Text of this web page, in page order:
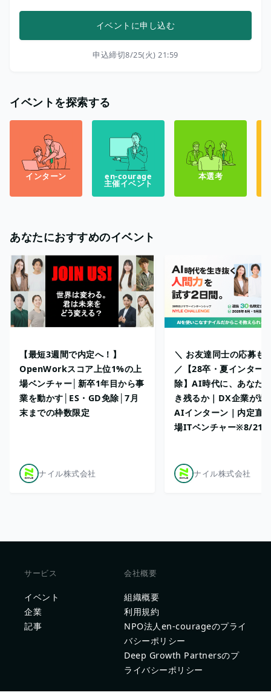
イベントを探索する
インターン en-courage
主催イベント
本選考
あなたにおすすめのイベント
【最短3週間で内定へ！】
OpenWorkスコア上位1%の上
場ベンチャー│新卒1年目から事
業を動かす│ES・GD免除│7月
末までの枠数限定
ナイル株式会社
＼ お友達同士の応募も
／【28卒・夏インター
除】AI時代に、あなた
き残るか｜DX企業が送
AIインターン｜内定直
場ITベンチャー※8/21
ナイル株式会社
イベントに申し込む
申込締切8/25(火) 21:59
サービス
イベント
企業
記事
会社概要
組織概要
利用規約
NPO法人en-courageのプライ
バシーポリシー
Deep Growth Partnersのプ
ライバシーポリシー